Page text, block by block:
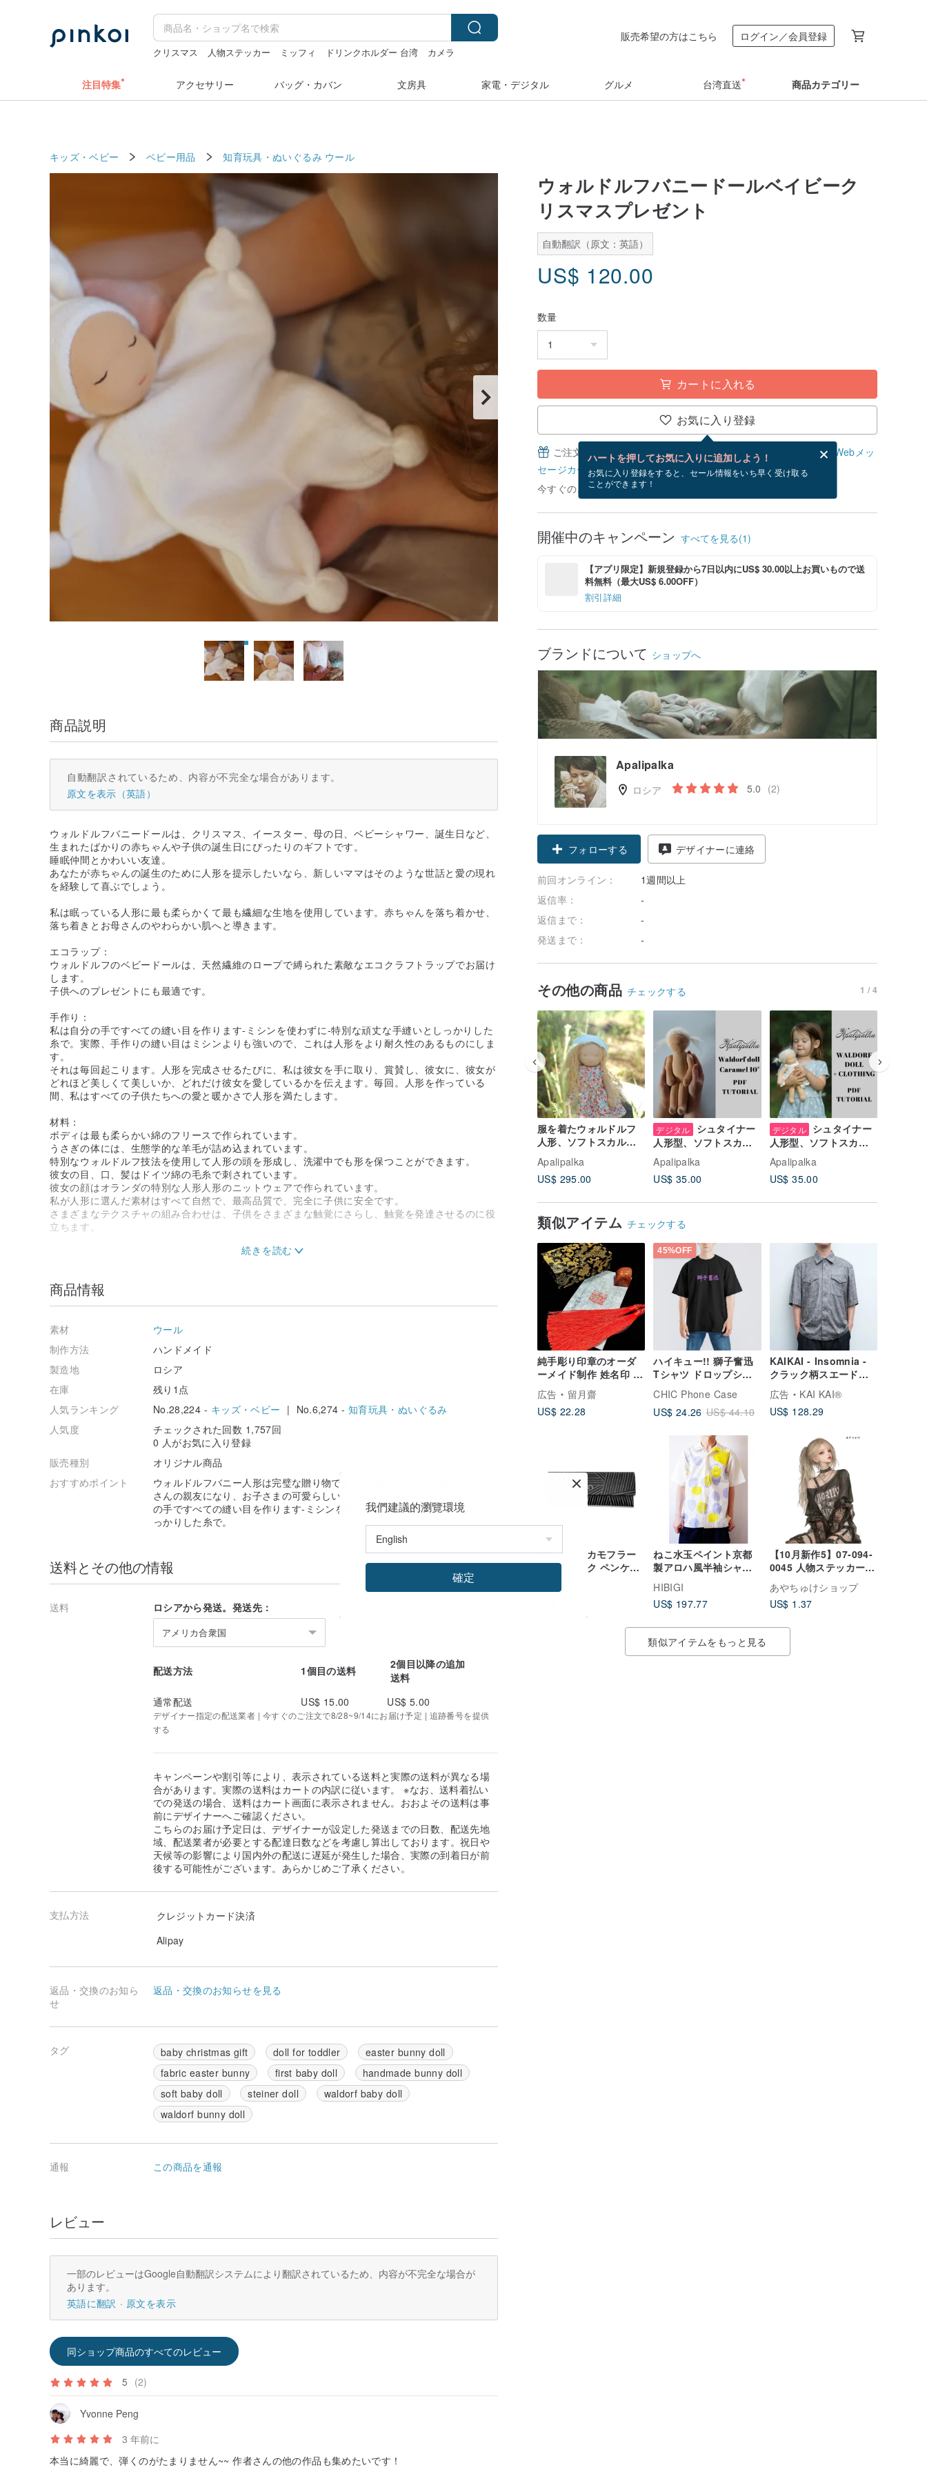
クリスマス 人物ステッカー ミッフィ ドリンクホルダー 台湾
カメラ
販売希望の方はこちら ログイン／会員登録
注目特集 アクセサリー バッグ・カバン 文房具 家電・デジタル グルメ 台湾直送 商品カテゴリー
キッズ・ベビー ベビー用品 知育玩具・ぬいぐるみ ウール
ウォルドルフバニードールベイビーク
リスマスプレゼント
自動翻訳（原文：英語）
US$ 120.00
数量
カートに入れる
お気に入り登録
ハートを押してお気に入りに追加しよう！
お気に入り登録をすると、セール情報をいち早く受け取る
ことができます！
ご注文完了後、無料でWebメッセージカードを作成できます。
Webメッ
セージカードとは？
今すぐのご注文で8/28~9/14にお届け予定です。
開催中のキャンペーン すべてを見る(1)
【アプリ限定】新規登録から7日以内にUS$ 30.00以上お買いもので送
料無料（最大US$ 6.00OFF）
割引詳細
ブランドについて ショップへ
Apalipalka
ロシア 5.0 (2)
フォローする デザイナーに連絡
前回オンライン：
1週間以上
返信率：
-
返信まで：
-
発送まで：
-
その他の商品 チェックする 1 / 4
服を着たウォルドルフ
人形、ソフトスカルプ
チャー人形
Apalipalka
US$ 295.00
デジタル
シュタイナー
人形型、ソフトスカル
プチャー人形型、裁縫
人形型
Apalipalka
US$ 35.00
デジタル シュタイナー
人形型、ソフトスカル
プチャー人形型、裁縫
人形型
Apalipalka
US$ 35.00
類似アイテム チェックする
純手彫り印章のオーダ
ーメイド制作 姓名印 書
画落款印 花押
広告
留月齋
US$ 22.28
45%OFF
ハイキュー!! 獅子奮迅
Tシャツ ドロップショ
ルダー ワイド コットン
吸湿速乾 クール 黒T
CHIC Phone Case
US$ 24.26 US$ 44.10
KAIKAI - Insomnia -
クラック柄スエード半
袖シャツ
広告
KAI KAI®
US$ 128.29
アルデンヌカモフラー
ジュブラック ペンケー
NOELC
ねこ水玉ペイント京都
製アロハ風半袖シャツ
用
HIBIGI
US$ 197.77
【10月新作5】07-094-
0045 人物ステッカー
ライトパンクガール
あやちゅけショップ
US$ 1.37
類似アイテムをもっと見る
商品説明
自動翻訳されているため、内容が不完全な場合があります。
原文を表示（英語）
ウォルドルフバニードールは、クリスマス、イースター、母の日、ベビーシャワー、誕生日など、
生まれたばかりの赤ちゃんや子供の誕生日にぴったりのギフトです。
睡眠仲間とかわいい友達。
あなたが赤ちゃんの誕生のために人形を提示したいなら、新しいママはそのような世話と愛の現れ
を経験して喜ぶでしょう。
私は眠っている人形に最も柔らかくて最も繊細な生地を使用しています。赤ちゃんを落ち着かせ、
落ち着きとお母さんのやわらかい肌へと導きます。
エコラップ：
ウォルドルフのベビードールは、天然繊維のロープで縛られた素敵なエコクラフトラップでお届け
します。
子供へのプレゼントにも最適です。
手作り：
私は自分の手ですべての縫い目を作ります-ミシンを使わずに-特別な頑丈な手縫いとしっかりした
糸で。実際、手作りの縫い目はミシンよりも強いので、これは人形をより耐久性のあるものにしま
す。
それは毎回起こります。人形を完成させるたびに、私は彼女を手に取り、賞賛し、彼女に、彼女が
どれほど美しくて美しいか、どれだけ彼女を愛しているかを伝えます。毎回。人形を作っている
間、私はすべての子供たちへの愛と暖かさで人形を満たします。
材料：
ボディは最も柔らかい綿のフリースで作られています。
うさぎの体には、生態学的な羊毛が詰め込まれています。
特別なウォルドルフ技法を使用して人形の頭を形成し、洗濯中でも形を保つことができます。
彼女の目、口、髪はドイツ綿の毛糸で刺されています。
彼女の顔はオランダの特別な人形人形のニットウェアで作られています。
私が人形に選んだ素材はすべて自然で、最高品質で、完全に子供に安全です。
さまざまなテクスチャの組み合わせは、子供をさまざまな触覚にさらし、触覚を発達させるのに役
立ちます。
手作りのバニー人形は、お子さんの親友になり、お子さまの可愛らしいお部屋にぴったりです。
私は30-40°C（85-105°F）の間でApalipalkaを手洗いすることをお勧めします。彼女を自然に乾
かします-人工の加熱装置から遠く離れて、顔を上に向けます。
封します。
このリストはバニー人形専用です。
✔私のストアをお気に入りに追加して、私の新作を見てください!!!
商品情報
素材
ウール
制作方法
ハンドメイド
製造地
ロシア
在庫
残り1点
人気ランキング
No.28,224 - キッズ・ベビー | No.6,274 -知育玩具・ぬいぐるみ
人気度
チェックされた回数 1,757回
0 人がお気に入り登録
販売種別
オリジナル商品
おすすめポイント
ウォルドルフバニー人形は完璧な贈り物です。手作りのバニー人形は、お子
さんの親友になり、お子さまの可愛らしいお部屋にぴったりです。 私は自分
の手ですべての縫い目を作ります-ミシンを使わずに-特別な頑丈な手縫いとし
っかりした糸で。
送料とその他の情報
送料 ロシアから発送。発送先：
アメリカ合衆国
配送方法 1個目の送料
2個目以降の追加
送料
通常配送
US$ 15.00 US$ 5.00
デザイナー指定の配送業者 | 今すぐのご注文で8/28~9/14にお届け予定 | 追跡番号を提供
する
キャンペーンや割引等により、表示されている送料と実際の送料が異なる場
合があります。実際の送料はカートの内訳に従います。 ※なお、送料着払い
での発送の場合、送料はカート画面に表示されません。おおよその送料は事
前にデザイナーへご確認ください。
こちらのお届け予定日は、デザイナーが設定した発送までの日数、配送先地
域、配送業者が必要とする配達日数などを考慮し算出しております。祝日や
天候等の影響により国内外の配送に遅延が発生した場合、実際の到着日が前
後する可能性がございます。あらかじめご了承ください。
支払方法
クレジットカード決済
Alipay
返品・交換のお知ら
せ
返品・交換のお知らせを見る
タグ baby christmas gift doll for toddler
easter bunny doll
fabric easter bunny
first baby doll
handmade bunny doll
soft baby doll
steiner doll
waldorf baby doll
waldorf bunny doll
通報 この商品を通報
レビュー
一部のレビューはGoogle自動翻訳システムにより翻訳されているため、内容が不完全な場合が
あります。
英語に翻訳
原文を表示
同ショップ商品のすべてのレビュー
5 (2)
Yvonne Peng
3 年前に
本当に綺麗で、弾くのがたまりません~~ 作者さんの他の作品も集めたいです！
我們建議的瀏覽環境
確定